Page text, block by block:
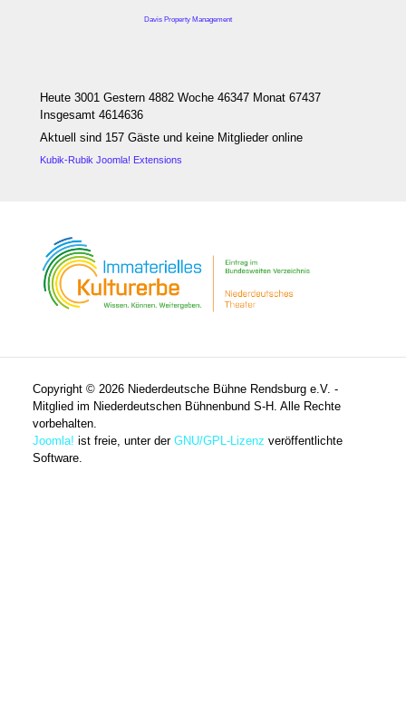
Davis Property Management
Heute 3001 Gestern 4882 Woche 46347 Monat 67437
Insgesamt 4614636
Aktuell sind 157 Gäste und keine Mitglieder online
Kubik-Rubik Joomla! Extensions
Copyright © 2026 Niederdeutsche Bühne Rendsburg e.V. -
Mitglied im Niederdeutschen Bühnenbund S-H. Alle Rechte
vorbehalten.
Joomla! ist freie, unter derGNU/GPL-Lizenz veröffentlichte
Software.